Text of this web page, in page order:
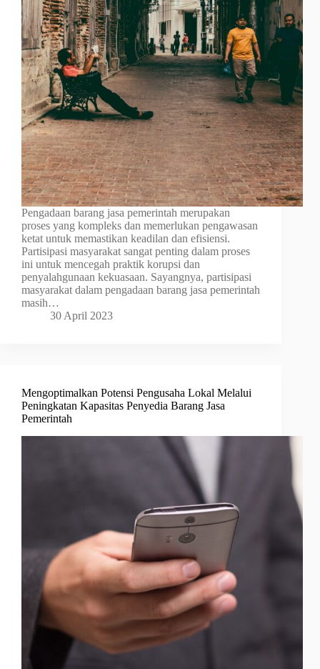
Pengadaan barang jasa pemerintah merupakan
proses yang kompleks dan memerlukan pengawasan
ketat untuk memastikan keadilan dan efisiensi.
Partisipasi masyarakat sangat penting dalam proses
ini untuk mencegah praktik korupsi dan
penyalahgunaan kekuasaan. Sayangnya, partisipasi
masyarakat dalam pengadaan barang jasa pemerintah
masih…
30 April 2023
Mengoptimalkan Potensi Pengusaha Lokal Melalui
Peningkatan Kapasitas Penyedia Barang Jasa
Pemerintah